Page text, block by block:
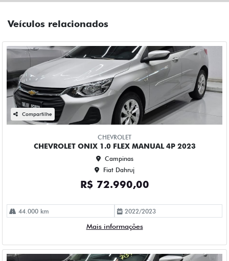
Compartilhe
CHEVROLET
CHEVROLET ONIX 1.0 TURBO FLEX PLUS LTZ AUTOMATICO
4P 2020
Campinas
Fiat Dahruj
R$ 73.990,00
2019/2020
Mais informações